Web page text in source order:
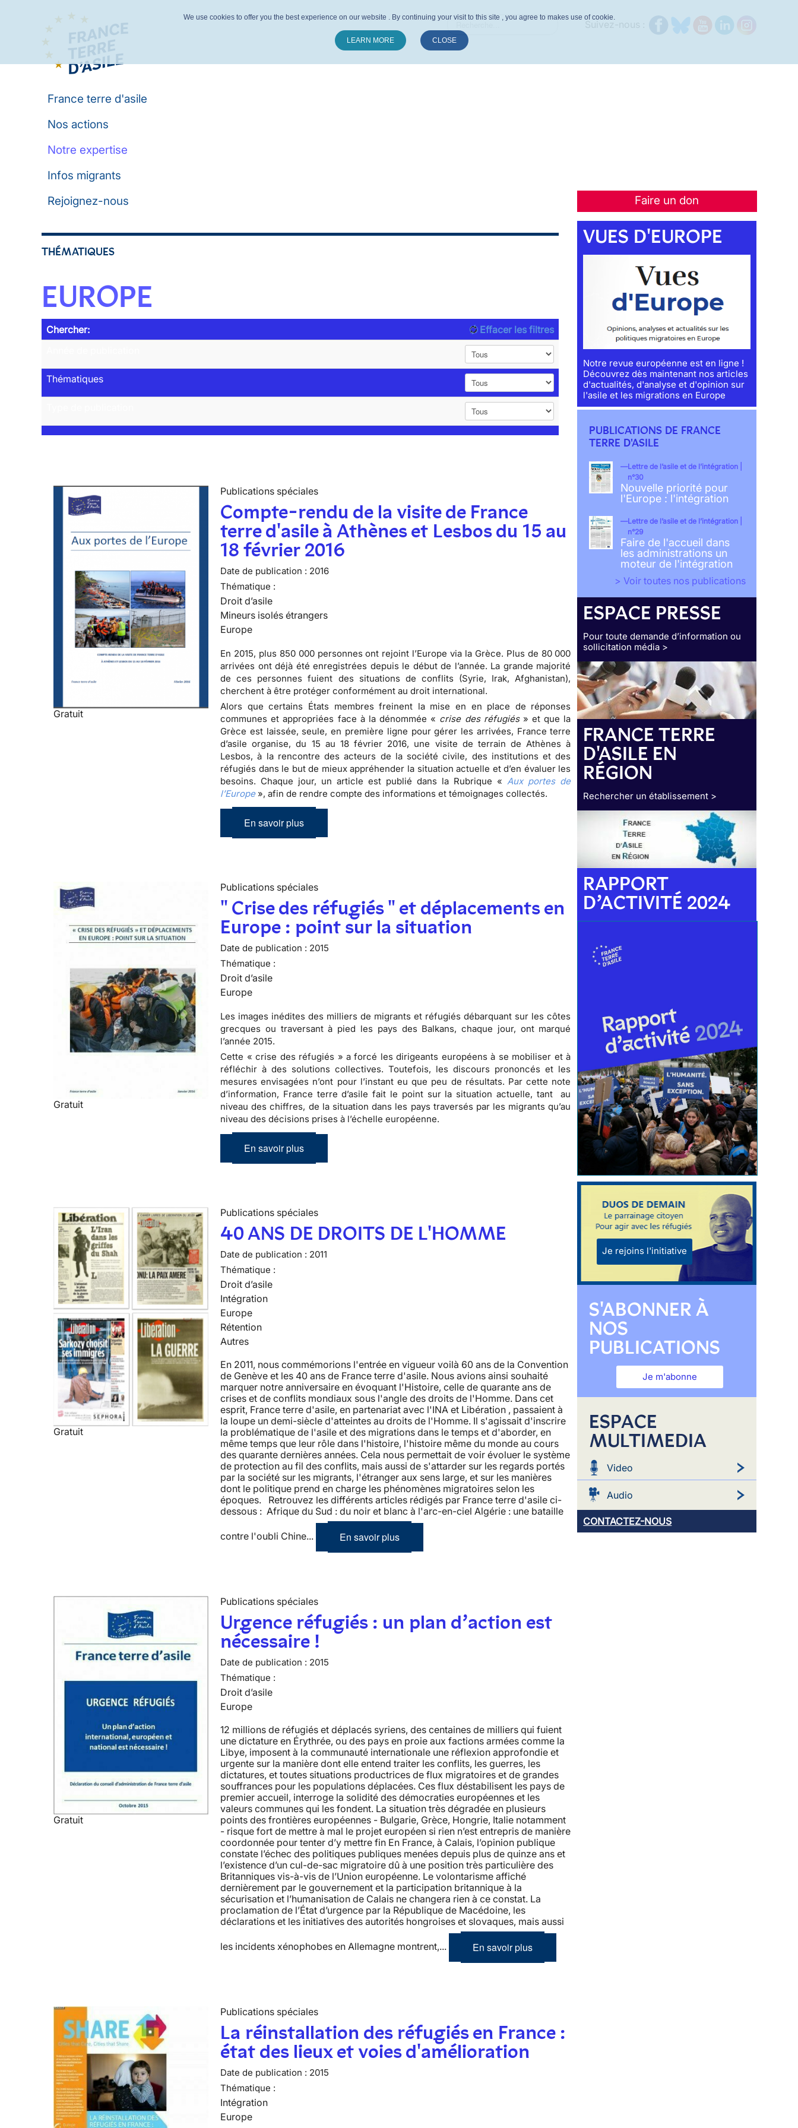
France terre d'asile
Nos actions
Notre expertise
Infos migrants
Faire un don
Rejoignez-nous
THÉMATIQUES
EUROPE
Chercher:
Effacer les filtres
Thématiques
Gratuit
Publications spéciales
Compte-rendu de la visite de France
terre d'asile à Athènes et Lesbos du 15 au
18 février 2016
Date de publication : 2016
Thématique :
Droit d’asile
Mineurs isolés étrangers
Europe
En 2015, plus 850 000 personnes ont rejoint l’Europe via la Grèce. Plus de 80 000
arrivées ont déjà été enregistrées depuis le début de l’année. La grande majorité
de ces personnes fuient des situations de conflits (Syrie, Irak, Afghanistan),
cherchent à être protéger conformément au droit international.
Alors que certains États membres freinent la mise en en place de réponses
communes et appropriées face à la dénommée « crise des réfugiés» et que la
Grèce est laissée, seule, en première ligne pour gérer les arrivées, France terre
d’asile organise, du 15 au 18 février 2016, une visite de terrain de Athènes à
Lesbos, à la rencontre des acteurs de la société civile, des institutions et des
réfugiés dans le but de mieux appréhender la situation actuelle et d’en évaluer les
besoins. Chaque jour, un article est publié dans la Rubrique «Aux portes de
l’Europe», afin de rendre compte des informations et témoignages collectés.
En savoir plus
Gratuit
Publications spéciales
" Crise des réfugiés " et déplacements en
Europe : point sur la situation
Date de publication : 2015
Thématique :
Droit d’asile
Europe
Les images inédites des milliers de migrants et réfugiés débarquant sur les côtes
grecques ou traversant à pied les pays des Balkans, chaque jour, ont marqué
l’année 2015.
Cette « crise des réfugiés » a forcé les dirigeants européens à se mobiliser et à
réfléchir à des solutions collectives. Toutefois, les discours prononcés et les
mesures envisagées n’ont pour l’instant eu que peu de résultats. Par cette note
d’information, France terre d’asile fait le point sur la situation actuelle, tant au
niveau des chiffres, de la situation dans les pays traversés par les migrants qu’au
niveau des décisions prises à l’échelle européenne.
En savoir plus
Gratuit
Publications spéciales
40 ANS DE DROITS DE L'HOMME
Date de publication : 2011
Thématique :
Droit d’asile
Intégration
Europe
Rétention
Autres
En 2011, nous commémorions l'entrée en vigueur voilà 60 ans de la Convention
de Genève et les 40 ans de France terre d'asile. Nous avions ainsi souhaité
marquer notre anniversaire en évoquant l'Histoire, celle de quarante ans de
crises et de conflits mondiaux sous l'angle des droits de l'Homme. Dans cet
esprit, France terre d'asile, en partenariat avec l'INA et Libération , passaient à
la loupe un demi-siècle d'atteintes au droits de l'Homme. Il s'agissait d'inscrire
la problématique de l'asile et des migrations dans le temps et d'aborder, en
même temps que leur rôle dans l'histoire, l'histoire même du monde au cours
des quarante dernières années. Cela nous permettait de voir évoluer le système
de protection au fil des conflits, mais aussi de s'attarder sur les regards portés
par la société sur les migrants, l'étranger aux sens large, et sur les manières
dont le politique prend en charge les phénomènes migratoires selon les
époques. Retrouvez les différents articles rédigés par France terre d'asile ci-
dessous : Afrique du Sud : du noir et blanc à l'arc-en-ciel Algérie : une bataille
contre l'oubli Chine... En savoir plus
Gratuit
Publications spéciales
Urgence réfugiés : un plan d’action est
nécessaire !
Date de publication : 2015
Thématique :
Droit d’asile
Europe
12 millions de réfugiés et déplacés syriens, des centaines de milliers qui fuient
une dictature en Érythrée, ou des pays en proie aux factions armées comme la
Libye, imposent à la communauté internationale une réflexion approfondie et
urgente sur la manière dont elle entend traiter les conflits, les guerres, les
dictatures, et toutes situations productrices de flux migratoires et de grandes
souffrances pour les populations déplacées. Ces flux déstabilisent les pays de
premier accueil, interroge la solidité des démocraties européennes et les
valeurs communes qui les fondent. La situation très dégradée en plusieurs
points des frontières européennes - Bulgarie, Grèce, Hongrie, Italie notamment
- risque fort de mettre à mal le projet européen si rien n’est entrepris de manière
coordonnée pour tenter d’y mettre fin En France, à Calais, l’opinion publique
constate l’échec des politiques publiques menées depuis plus de quinze ans et
l’existence d’un cul-de-sac migratoire dû à une position très particulière des
Britanniques vis-à-vis de l’Union européenne. Le volontarisme affiché
dernièrement par le gouvernement et la participation britannique à la
sécurisation et l’humanisation de Calais ne changera rien à ce constat. La
proclamation de l’État d’urgence par la République de Macédoine, les
déclarations et les initiatives des autorités hongroises et slovaques, mais aussi
les incidents xénophobes en Allemagne montrent,... En savoir plus
Publications spéciales
La réinstallation des réfugiés en France :
état des lieux et voies d'amélioration
Date de publication : 2015
Thématique :
Intégration
Europe
VUES D'EUROPE
Notre revue européenne est en ligne !
Découvrez dès maintenant nos articles
d'actualités, d'analyse et d'opinion sur
l'asile et les migrations en Europe
PUBLICATIONS DE FRANCE
TERRE D'ASILE
Lettre de l’asile et de l’intégration |
n°30
Nouvelle priorité pour
l'Europe : l'intégration
Lettre de l’asile et de l’intégration |
n°29
Faire de l'accueil dans
les administrations un
moteur de l'intégration
> Voir toutes nos publications
ESPACE PRESSE
Pour toute demande d’information ou
sollicitation média >
FRANCE TERRE
D'ASILE EN
RÉGION
Rechercher un établissement >
RAPPORT
D’ACTIVITÉ 2024
Je rejoins l'initiative
S'ABONNER À
NOS
PUBLICATIONS
Je m'abonne
ESPACE
MULTIMEDIA
Video
Audio
CONTACTEZ-NOUS
We use cookies to offer you the best experience on our website . By continuing your visit to this site , you agree to makes use of cookie.
LEARN MORE CLOSE